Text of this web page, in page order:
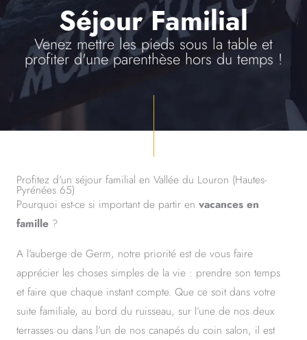
Séjour Familial
Venez mettre les pieds sous la table et
profiter d'une parenthèse hors du temps !
Profitez d'un séjour familial en Vallée du Louron (Hautes-
Pyrénées 65)
Pourquoi est-ce si important de partir en vacances en
famille ?
A l’auberge de Germ, notre priorité est de vous faire
apprécier les choses simples de la vie : prendre son temps
et faire que chaque instant compte. Que ce soit dans votre
suite familiale, au bord du ruisseau, sur l’une de nos deux
terrasses ou dans l’un de nos canapés du coin salon, il est